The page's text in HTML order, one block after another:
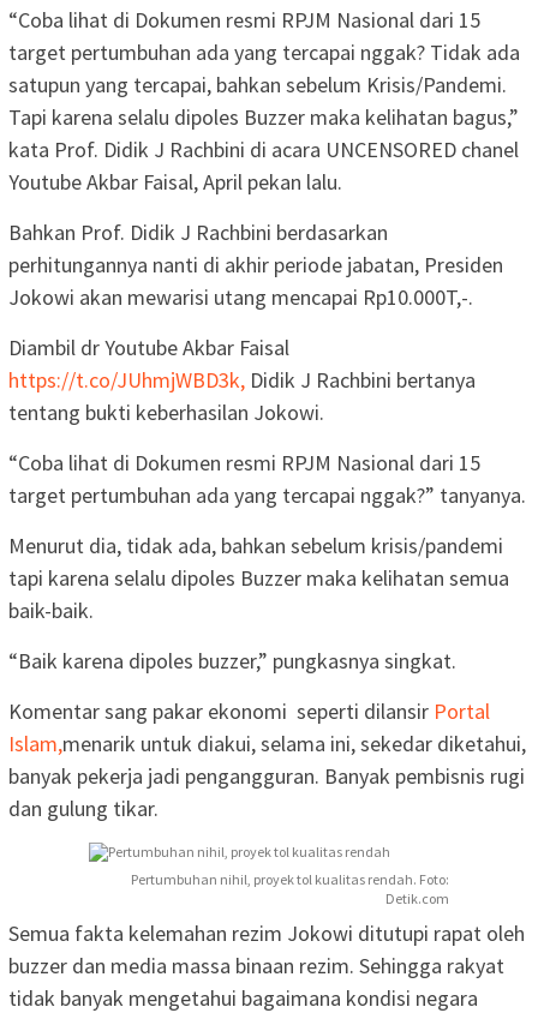
“Coba lihat di Dokumen resmi RPJM Nasional dari 15
target pertumbuhan ada yang tercapai nggak? Tidak ada
satupun yang tercapai, bahkan sebelum Krisis/Pandemi.
Tapi karena selalu dipoles Buzzer maka kelihatan bagus,”
kata Prof. Didik J Rachbini di acara UNCENSORED chanel
Youtube Akbar Faisal, April pekan lalu.
Bahkan Prof. Didik J Rachbini berdasarkan
perhitungannya nanti di akhir periode jabatan, Presiden
Jokowi akan mewarisi utang mencapai Rp10.000T,-.
Diambil dr Youtube Akbar Faisal
https://t.co/JUhmjWBD3k, Didik J Rachbini bertanya
tentang bukti keberhasilan Jokowi.
“Coba lihat di Dokumen resmi RPJM Nasional dari 15
target pertumbuhan ada yang tercapai nggak?” tanyanya.
Menurut dia, tidak ada, bahkan sebelum krisis/pandemi
tapi karena selalu dipoles Buzzer maka kelihatan semua
baik-baik.
“Baik karena dipoles buzzer,” pungkasnya singkat.
Komentar sang pakar ekonomi seperti dilansir Portal
Islam,menarik untuk diakui, selama ini, sekedar diketahui,
banyak pekerja jadi pengangguran. Banyak pembisnis rugi
dan gulung tikar.
Pertumbuhan nihil, proyek tol kualitas rendah. Foto:
Detik.com
Semua fakta kelemahan rezim Jokowi ditutupi rapat oleh
buzzer dan media massa binaan rezim. Sehingga rakyat
tidak banyak mengetahui bagaimana kondisi negara